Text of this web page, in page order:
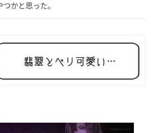
かと思った。